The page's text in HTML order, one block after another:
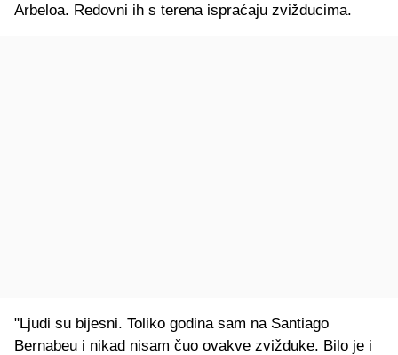
Arbeloa. Redovni ih s terena ispraćaju zvižducima.
"Ljudi su bijesni. Toliko godina sam na Santiago
Bernabeu i nikad nisam čuo ovakve zvižduke. Bilo je i